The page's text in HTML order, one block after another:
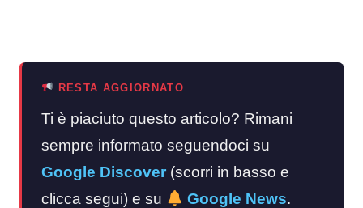
RESTA AGGIORNATO
Ti è piaciuto questo articolo? Rimani
sempre informato seguendoci su
Google Discover (scorri in basso e
clicca segui) e su
Google News.